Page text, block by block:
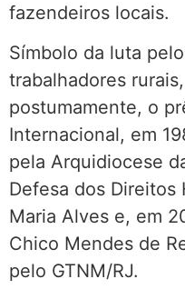
fazendeiros locais.
Símbolo da luta
trabalhadores
postumamente, o
Internacional, em
pela Arquidiocese
Defesa dos Direitos
Maria Alves e, em
Chico Mendes de
pelo GTNM/RJ.